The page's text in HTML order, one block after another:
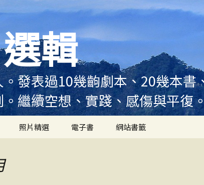
輯
發表過10幾齣劇本、20幾本
繼續空想、實踐、感傷與平復
照片精選 電子書 網站書籤